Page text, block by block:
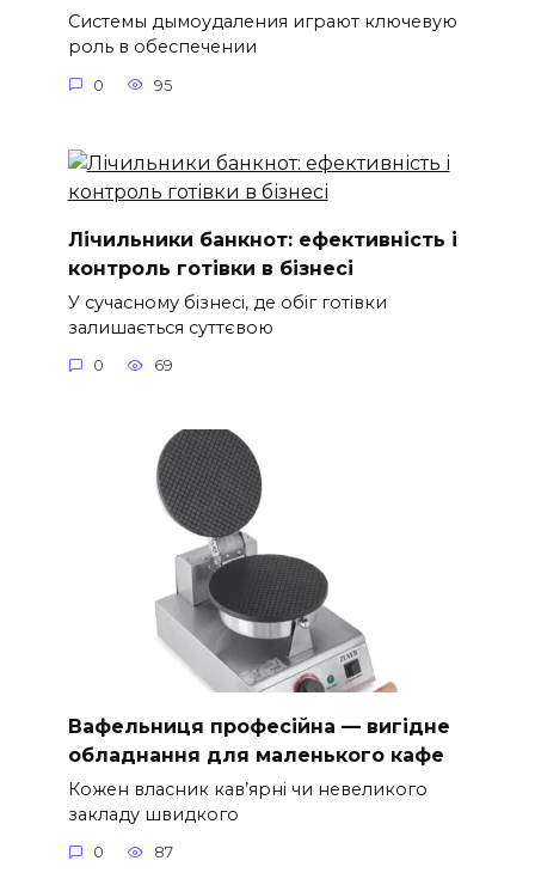
Системы дымоудаления играют ключевую
роль в обеспечении
0 95
Лічильники банкнот: ефективність і
контроль готівки в бізнесі
У сучасному бізнесі, де обіг готівки
залишається суттєвою
0 69
Вафельниця професійна — вигідне
обладнання для маленького кафе
Кожен власник кав’ярні чи невеликого
закладу швидкого
0 87